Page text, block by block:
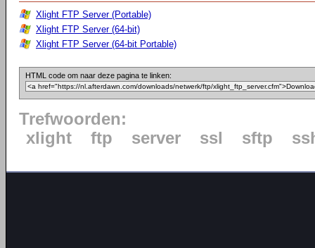
Xlight FTP Server (Portable)
Xlight FTP Server (64-bit)
Xlight FTP Server (64-bit Portable)
HTML code om naar deze pagina te linken:
Trefwoorden:
xlight
ftp server ssl sftp